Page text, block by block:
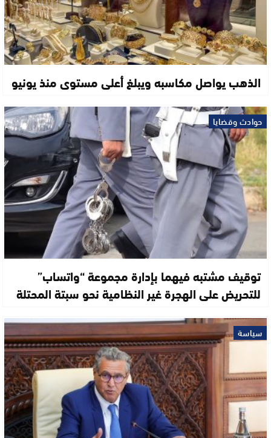
الذهب يواصل مكاسبه ويبلغ أعلى مستوى منذ يونيو
حوادث وقضايا
توقيف مشتبه فيهما بإدارة مجموعة “واتساب”
للتحريض على الهجرة غير النظامية نحو سبتة المحتلة
سياسة